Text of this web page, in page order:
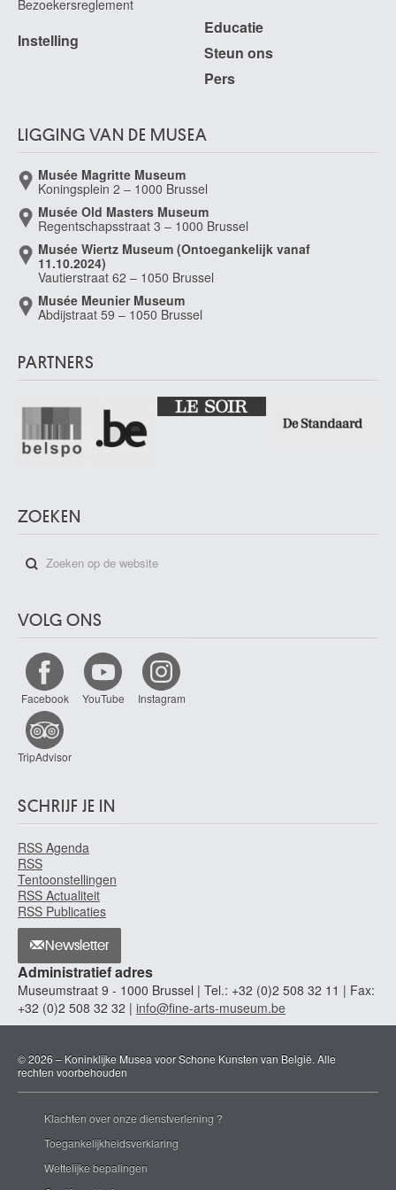
Bezoekersreglement
Instelling
Educatie
Steun ons
Pers
LIGGING VAN DE MUSEA
Musée Magritte Museum
Koningsplein 2 – 1000 Brussel
Musée Old Masters Museum
Regentschapsstraat 3 – 1000 Brussel
Musée Wiertz Museum (Ontoegankelijk vanaf
11.10.2024)
Vautierstraat 62 – 1050 Brussel
Musée Meunier Museum
Abdijstraat 59 – 1050 Brussel
PARTNERS
ZOEKEN
VOLG ONS
Facebook YouTube Instagram
TripAdvisor
SCHRIJF JE IN
RSS Agenda
RSS
Tentoonstellingen
RSS Actualiteit
RSS Publicaties
Newsletter
Administratief adres
Museumstraat 9 - 1000 Brussel | Tel.: +32 (0)2 508 32 11 | Fax:
+32 (0)2 508 32 32 | info@fine-arts-museum.be
© 2026 – Koninklijke Musea voor Schone Kunsten van België. Alle
rechten voorbehouden
Klachten over onze dienstverlening ?
Toegankelijkheidsverklaring
Wettelijke bepalingen